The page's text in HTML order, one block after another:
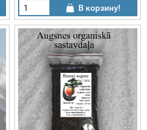
В корзину!